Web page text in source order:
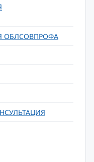
ОБЛСОВПРОФА